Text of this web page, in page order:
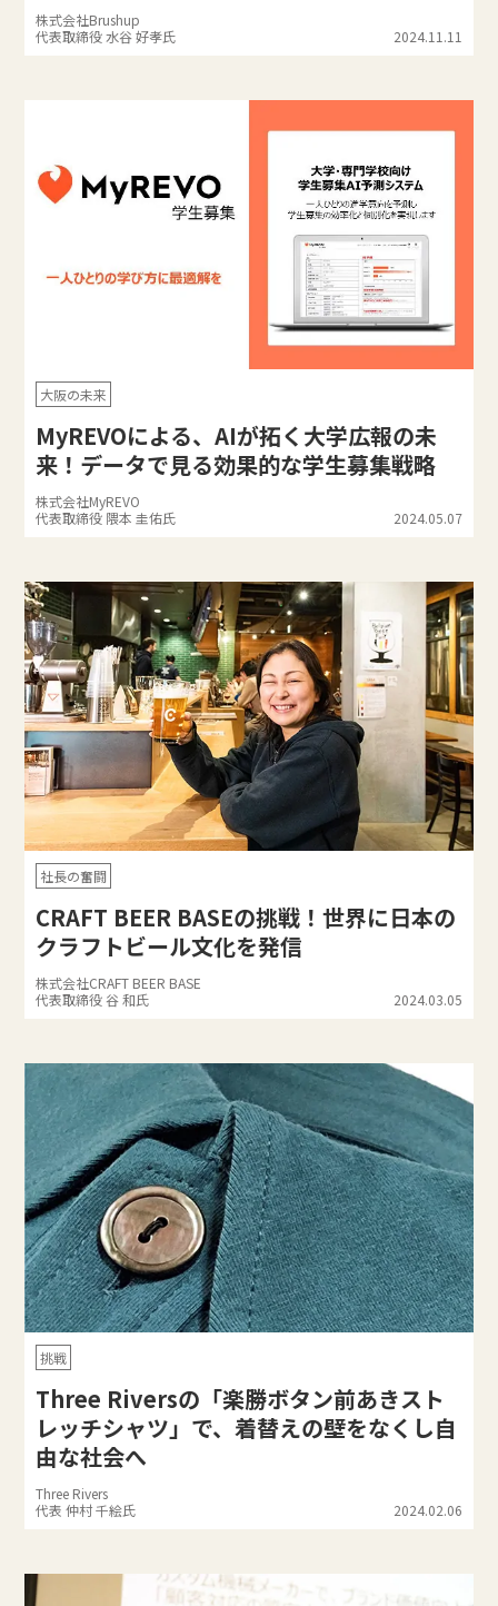
株式会社Brushup
代表取締役 水谷 好孝氏
2024.11.11
大阪の未来
MyREVOによる、AIが拓く大学広報の未
来！データで見る効果的な学生募集戦略
株式会社MyREVO
代表取締役 隈本 圭佑氏
2024.05.07
社長の奮闘
CRAFT BEER BASEの挑戦！世界に日本の
クラフトビール文化を発信
株式会社CRAFT BEER BASE
代表取締役 谷 和氏
2024.03.05
挑戦
Three Riversの「楽勝ボタン前あきスト
レッチシャツ」で、着替えの壁をなくし自
由な社会へ
Three Rivers
代表 仲村 千絵氏
2024.02.06